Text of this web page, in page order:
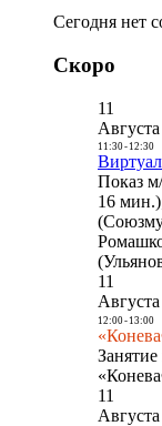
Сегодня нет
Скоро
11
Августа
11:30- 12:30
Показ
16
11
Августа
12:00- 13:00
11
Августа